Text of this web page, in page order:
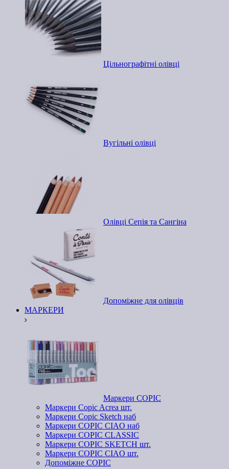
Цільнографітні олівці
Вугільні олівці
Олівці Сепія та Сангіна
Допоміжне для олівців
МАРКЕРИ
Маркери COPIC
Маркери Copic Acrea шт.
Маркери Copic Sketch наб
Маркери COPIC CIAO наб
Маркери COPIC CLASSIC
Маркери COPIC SKETCH шт.
Маркери COPIC CIAO шт.
Допоміжне COPIC